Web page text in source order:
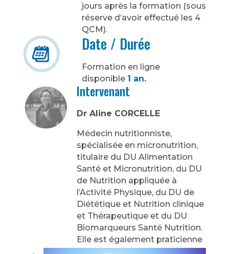
jours après la formation (sous
réserve d’avoir effectué les 4
QCM).
Date / Durée
Formation en ligne
disponible 1 an.
Intervenant
Dr Aline CORCELLE
Médecin nutritionniste,
spécialisée en micronutrition,
titulaire du DU Alimentation
Santé et Micronutrition, du DU
de Nutrition appliquée à
l’Activité Physique, du DU de
Diététique et Nutrition clinique
et Thérapeutique et du DU
Biomarqueurs Santé Nutrition.
Elle est également praticienne
en Approche Neuro Cognitive